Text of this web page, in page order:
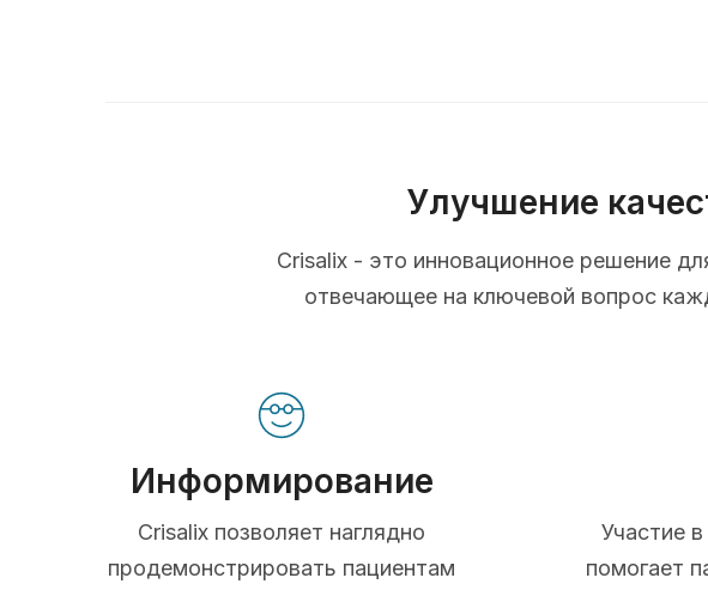
Улучшение
Crisalix - это инновационное решение
отвечающее на ключевой вопрос
Информирование
Crisalix позволяет наглядно
продемонстрировать пациентам
Участие
помогает